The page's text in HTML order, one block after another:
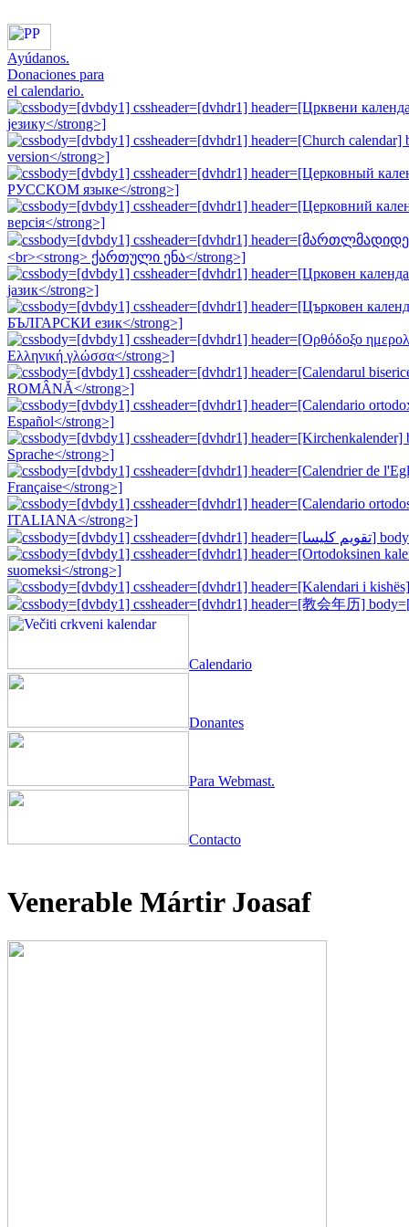
Ayúdanos.
Donaciones para
el calendario.
Calendario
Donantes
Para Webmast.
Contacto
Venerable Mártir Joasaf